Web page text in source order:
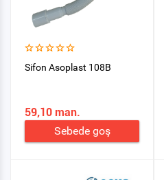
Sifon Asoplast 108B
59,10 man.
Sebede goş